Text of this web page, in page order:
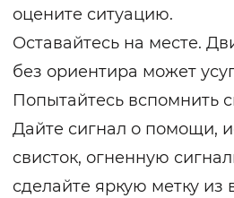
оцените ситуацию.
Оставайтесь на месте.
без ориентира может
Попытайтесь вспомнить
Дайте сигнал о помощи,
свисток, огненную
сделайте яркую метку из